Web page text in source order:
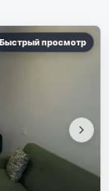
Быстрый просмотр